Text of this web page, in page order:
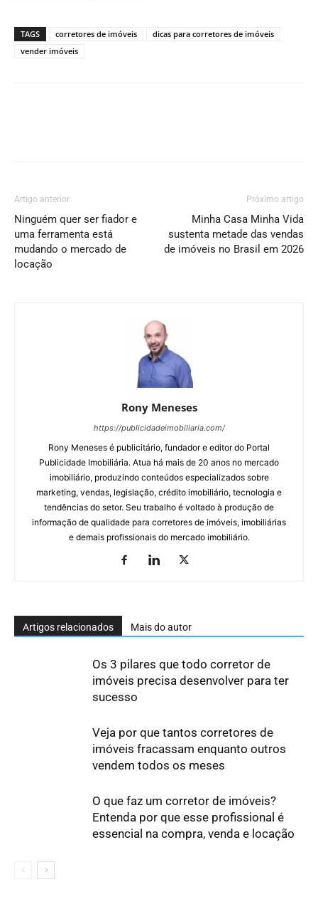
TAGS corretores de imóveis
dicas para corretores de imóveis
vender imóveis
Artigo anterior
Ninguém quer ser fiador e
uma ferramenta está
mudando o mercado de
locação
Próximo artigo
Minha Casa Minha Vida
sustenta metade das vendas
de imóveis no Brasil em 2026
Rony Meneses
https://publicidadeimobiliaria.com/
Rony Meneses é publicitário, fundador e editor do Portal
Publicidade Imobiliária. Atua há mais de 20 anos no mercado
imobiliário, produzindo conteúdos especializados sobre
marketing, vendas, legislação, crédito imobiliário, tecnologia e
tendências do setor. Seu trabalho é voltado à produção de
informação de qualidade para corretores de imóveis, imobiliárias
e demais profissionais do mercado imobiliário.
Artigos relacionados Mais do autor
Os 3 pilares que todo corretor de
imóveis precisa desenvolver para ter
sucesso
Veja por que tantos corretores de
imóveis fracassam enquanto outros
vendem todos os meses
O que faz um corretor de imóveis?
Entenda por que esse profissional é
essencial na compra, venda e locação